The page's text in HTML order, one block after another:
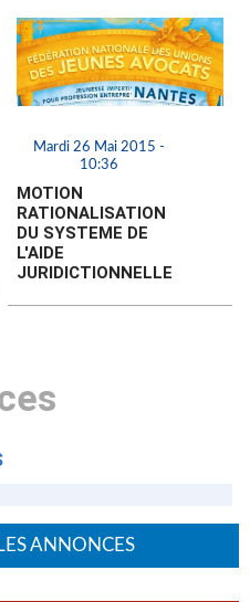
Mardi 26 Mai 2015 -
10:36
MOTION
RATIONALISATION
DU SYSTEME DE
L'AIDE
JURIDICTIONNELLE
ANNONCES